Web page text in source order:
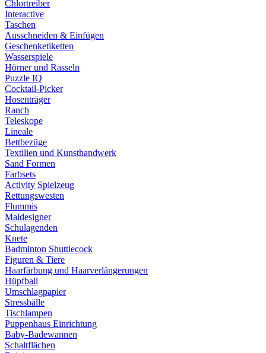
Chlortreiber
Interactive
Taschen
Ausschneiden & Einfügen
Geschenketiketten
Wasserspiele
Hörner und Rasseln
Puzzle IQ
Cocktail-Picker
Hosenträger
Ranch
Teleskope
Lineale
Bettbezüge
Textilien und Kunsthandwerk
Sand Formen
Farbsets
Activity Spielzeug
Rettungswesten
Flummis
Maldesigner
Schulagenden
Knete
Badminton Shuttlecock
Figuren & Tiere
Haarfärbung und Haarverlängerungen
Hüpfball
Umschlagpapier
Stressbälle
Tischlampen
Puppenhaus Einrichtung
Baby-Badewannen
Schaltflächen